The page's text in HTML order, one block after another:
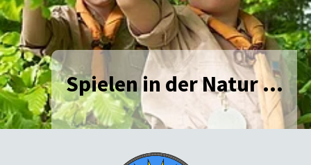
Spielen in der Natur ...
Auf Entdeckung ...